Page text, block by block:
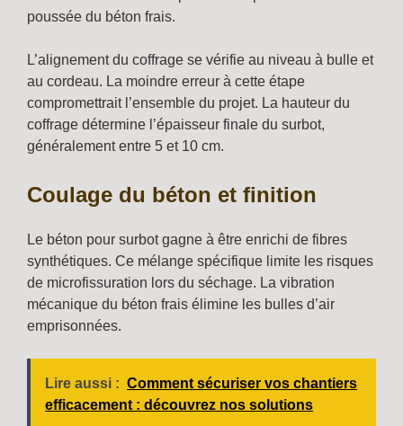
poussée du béton frais.
L’alignement du coffrage se vérifie au niveau à bulle et
au cordeau. La moindre erreur à cette étape
compromettrait l’ensemble du projet. La hauteur du
coffrage détermine l’épaisseur finale du surbot,
généralement entre 5 et 10 cm.
Coulage du béton et finition
Le béton pour surbot gagne à être enrichi de fibres
synthétiques. Ce mélange spécifique limite les risques
de microfissuration lors du séchage. La vibration
mécanique du béton frais élimine les bulles d’air
emprisonnées.
Lire aussi : Comment sécuriser vos chantiers
efficacement : découvrez nos solutions